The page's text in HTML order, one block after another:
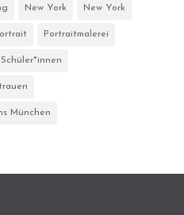
New York New York
Portraitmalerei
Schüler*innen
München